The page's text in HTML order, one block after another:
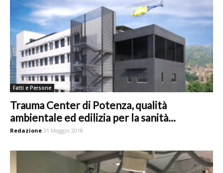
Fatti e Persone
Trauma Center di Potenza, qualità
ambientale ed edilizia per la sanità...
Redazione 31 Maggio 2018